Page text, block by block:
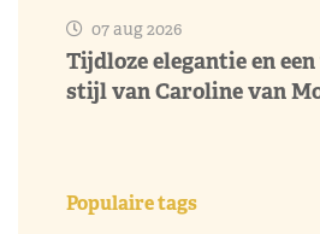
07 aug 2026
Tijdloze elegantie en
stijl van Caroline van
Populaire tags